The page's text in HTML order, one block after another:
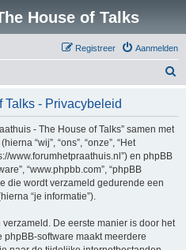
House of Talks
Aanmelden
Registreer
Talks - Privacybeleid
- The House of Talks” samen met
“wij”, “ons”, “onze”, “Het
www.forumhetpraathuis.nl”) en phpBB
“www.phpbb.com”, “phpBB
die wordt verzameld gedurende een
“je informatie”).
De eerste manier is door het
software maakt meerdere